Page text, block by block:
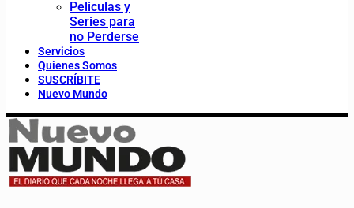
Peliculas y
Series para
no Perderse
Servicios
Quienes Somos
SUSCRÍBITE
Nuevo Mundo